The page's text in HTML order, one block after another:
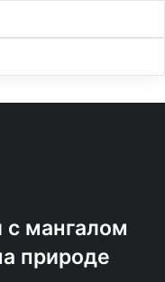
мангалом
природе